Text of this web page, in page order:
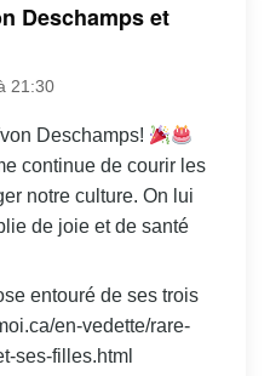
Deschamps et
21:30
Deschamps!
continue de courir les
notre culture. On lui
de joie et de santé
entouré de ses trois
en-vedette/rare-
ses-filles.html